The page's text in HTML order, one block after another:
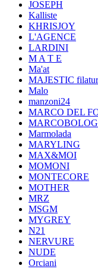
JOSEPH
Kalliste
KHRISJOY
L'AGENCE
LARDINI
M A T E
Ma'at
MAJESTIC
Malo
manzoni24
MARCO DEL
Marmolada
MARYLING
MAX&MOI
MOMONI
MONTECORE
MOTHER
MRZ
MSGM
MYGREY
N21
NERVURE
NUDE
Orciani